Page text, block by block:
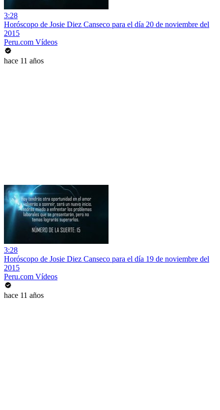
3:28
Horóscopo de Josie Diez Canseco para el día 20 de noviembre del
2015
Peru.com Vídeos
hace 11 años
3:28
Horóscopo de Josie Diez Canseco para el día 19 de noviembre del
2015
Peru.com Vídeos
hace 11 años